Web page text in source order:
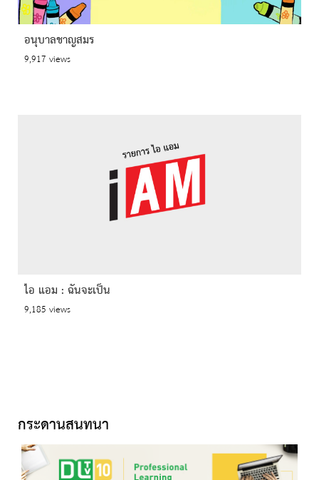
อนุบาลชาญสมร
9,917 views
ไอ แอม : ฉันจะเป็น
9,185 views
กระดานสนทนา